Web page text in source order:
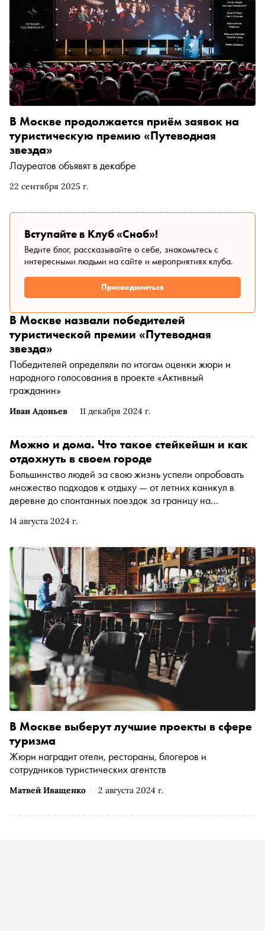
22 сентября 2025 г.
В Москве продолжается приём заявок на
туристическую премию «Путеводная
звезда»
Лауреатов объявят в декабре
Вступайте в Клуб «Сноб»!
Ведите блог, рассказывайте о себе, знакомьтесь с
интересными людьми на сайте и мероприятиях клуба.
Присоединиться
Иван Адоньев 11 декабря 2024 г.
В Москве назвали победителей
туристической премии «Путеводная
звезда»
Победителей определяли по итогам оценки жюри и
народного голосования в проекте «Активный
гражданин»
14 августа 2024 г.
Можно и дома. Что такое стейкейшн и как
отдохнуть в своем городе
Большинство людей за свою жизнь успели опробовать
множество подходов к отдыху — от летних каникул в
деревне до спонтанных поездок за границу на
стейкейшн — отпуск в родном городе или регионе.
рассказывает Алина Арутюнова, заместитель
председателя Комитета по туризму города Москвы
Матвей Иващенко 2 августа 2024 г.
В Москве выберут лучшие проекты в сфере
туризма
Жюри наградит отели, рестораны, блогеров и
сотрудников туристических агентств